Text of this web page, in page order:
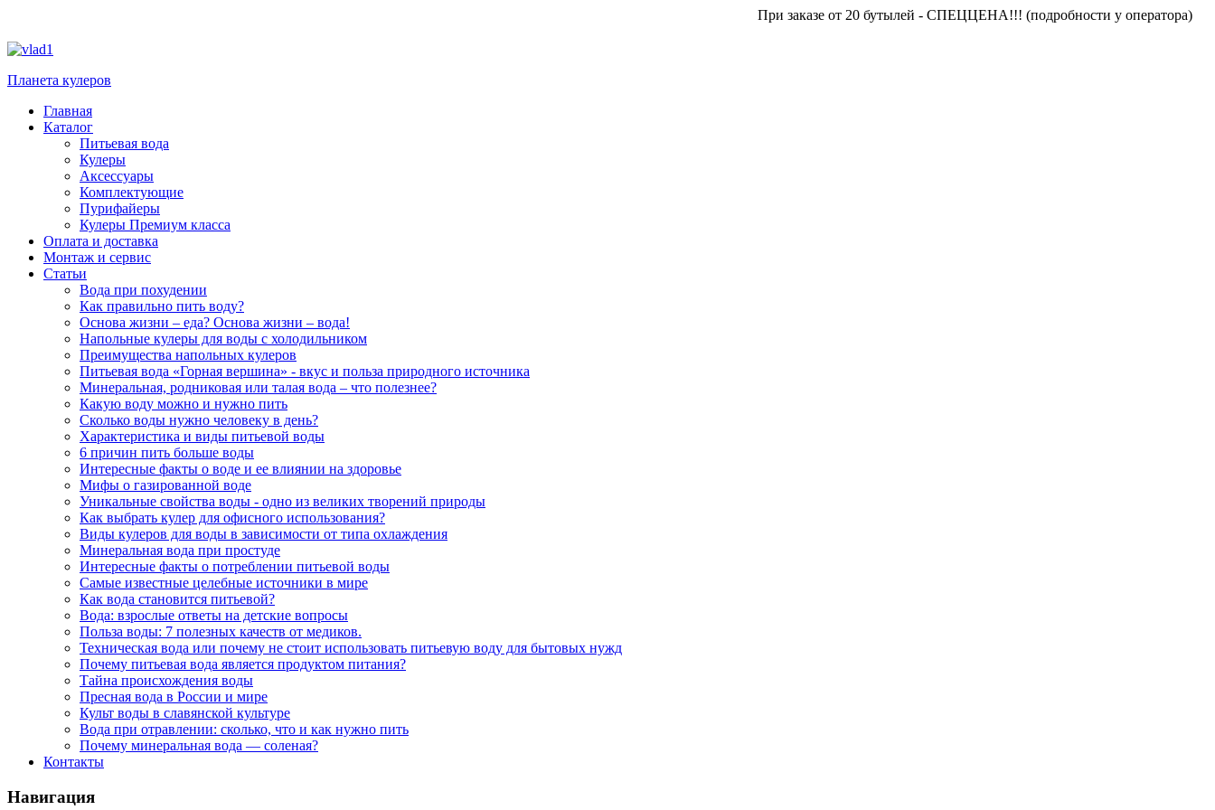
При заказе от 20 бутылей - СПЕЦЦЕНА!!! (подробности у оператора)
Планета кулеров
Главная
Каталог
Питьевая вода
Кулеры
Аксессуары
Комплектующие
Пурифайеры
Кулеры Премиум класса
Оплата и доставка
Монтаж и сервис
Статьи
Вода при похудении
Как правильно пить воду?
Основа жизни – еда? Основа жизни – вода!
Напольные кулеры для воды с холодильником
Преимущества напольных кулеров
Питьевая вода «Горная вершина» - вкус и польза природного источника
Минеральная, родниковая или талая вода – что полезнее?
Какую воду можно и нужно пить
Сколько воды нужно человеку в день?
Характеристика и виды питьевой воды
6 причин пить больше воды
Интересные факты о воде и ее влиянии на здоровье
Мифы о газированной воде
Уникальные свойства воды - одно из великих творений природы
Как выбрать кулер для офисного использования?
Виды кулеров для воды в зависимости от типа охлаждения
Минеральная вода при простуде
Интересные факты о потреблении питьевой воды
Самые известные целебные источники в мире
Как вода становится питьевой?
Вода: взрослые ответы на детские вопросы
Польза воды: 7 полезных качеств от медиков.
Техническая вода или почему не стоит использовать питьевую воду для бытовых нужд
Почему питьевая вода является продуктом питания?
Тайна происхождения воды
Пресная вода в России и мире
Культ воды в славянской культуре
Вода при отравлении: сколько, что и как нужно пить
Почему минеральная вода — соленая?
Контакты
Навигация